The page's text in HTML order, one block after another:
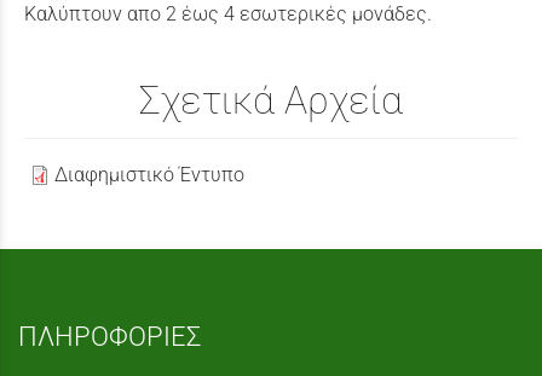
Καλύπτουν απο 2 έως 4 εσωτερικές μονάδες.
Σχετικά Αρχεία
Διαφημιστικό Έντυπο
ΠΛΗΡΟΦΟΡΙΕΣ